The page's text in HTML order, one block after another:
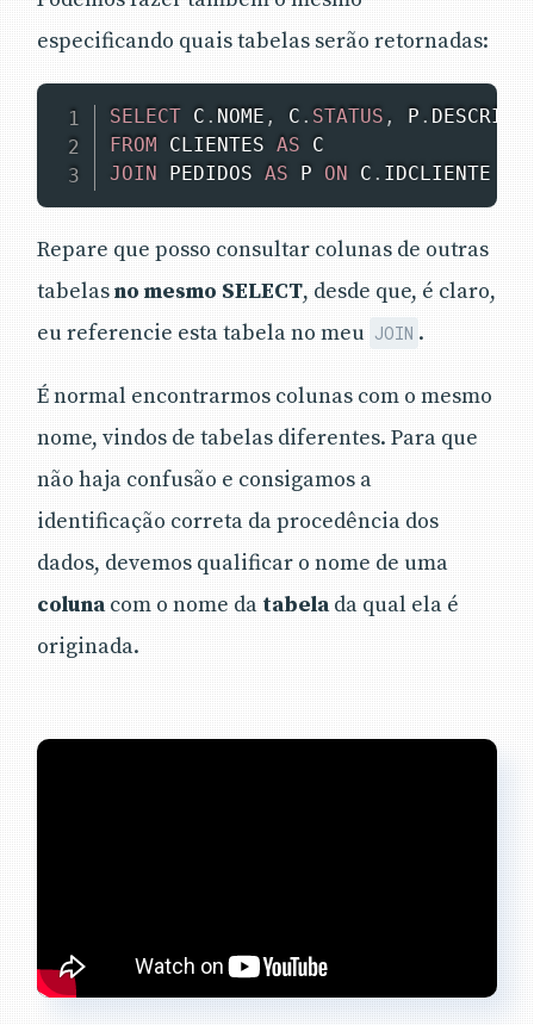
especificando quais tabelas serão retornadas:
SELECT C . NOME , C . STATUS , P .
FROM CLIENTES AS
JOIN PEDIDOS AS P ON C . IDCLIENTE
Repare que posso consultar colunas de outras
tabelasno mesmo SELECT, desde que, é claro,
eu referencie esta tabela no meu JOIN .
É normal encontrarmos colunas com o mesmo
nome, vindos de tabelas diferentes. Para que
não haja confusão e consigamos a
identificação correta da procedência dos
dados, devemos qualificar o nome de uma
colunacom o nome da tabelada qual ela é
originada.